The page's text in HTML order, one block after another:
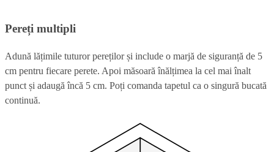
Pereți multipli
Adună lățimile tuturor pereților și include o marjă de siguranță de 5
cm pentru fiecare perete. Apoi măsoară înălțimea la cel mai înalt
punct și adaugă încă 5 cm. Poți comanda tapetul ca o singură bucată
continuă.